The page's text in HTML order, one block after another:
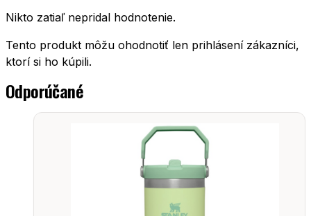
Nikto zatiaľ nepridal hodnotenie.
Tento produkt môžu ohodnotiť len prihlásení zákazníci,
ktorí si ho kúpili.
Odporúčané